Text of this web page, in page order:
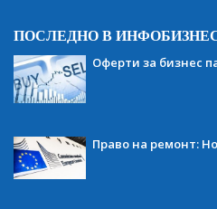
ПОСЛЕДНО В
Оферти за бизнес
Право на ремонт: